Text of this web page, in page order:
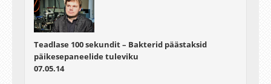
Teadlase 100 sekundit – Bakterid päästaksid
päikesepaneelide tuleviku
07.05.14